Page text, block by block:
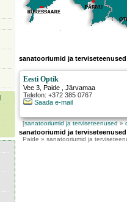
sanatooriumid ja terviseteenused
Eesti Optik
Vee 3 Paide , Järvamaa
Telefon: +372 385 0767
Saada e-mail
[sanatooriumid ja terviseteenused»
sanatooriumid ja terviseteenused
Paide » sanatooriumid ja